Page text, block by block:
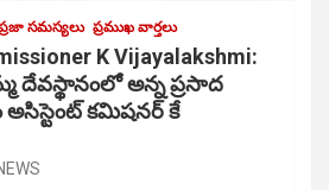
సమస్యలు ప్రముఖ వార్తలు
K Vijayalakshmi:
దేవస్థానంలో అన్న ప్రసాద
కమిషనర్ కే